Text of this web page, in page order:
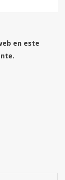
en este